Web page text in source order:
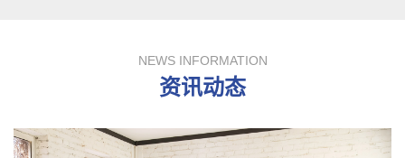
NEWS INFORMATION
资讯动态